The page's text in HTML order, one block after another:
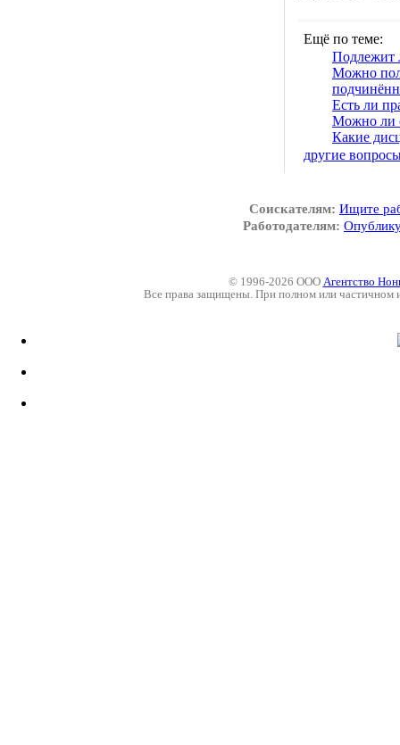
Ещё по теме:
Подлежит
Можно
Есть ли
Можно ли
Какие
другие
Соискателям: Ищите
Работодателям:
© 1996-2026 ООО Агентство
Все права защищены. При полном или частичном